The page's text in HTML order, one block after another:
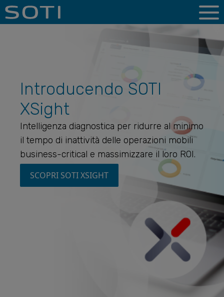
Introducendo SOTI
XSight
Intelligenza diagnostica per ridurre al minimo
il tempo di inattività delle operazioni mobili
business-critical e massimizzare il loro ROI.
SCOPRI SOTI XSIGHT